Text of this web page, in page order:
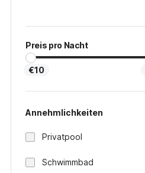
Preis pro Nacht
€10
Annehmlichkeiten
Privatpool
Schwimmbad